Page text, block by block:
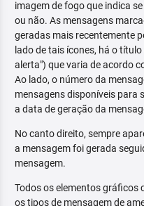
imagem de fogo que indica
ou não. As mensagens
geradas mais recentemente
lado de tais ícones, há o
alerta") que varia de acordo
Ao lado, o número da
mensagens disponíveis para
a data de geração da
No canto direito, sempre
a mensagem foi gerada
mensagem.
Todos os elementos gráficos
os tipos de mensagem de